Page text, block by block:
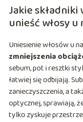
Jakie
unieść włosy u
Uniesienie włosów u
zmniejszenia
sebum, pot i resztki
łatwiej się odbijają.
zanieczyszczenia, a
optycznej, sprawiają,
tylko zyskuje